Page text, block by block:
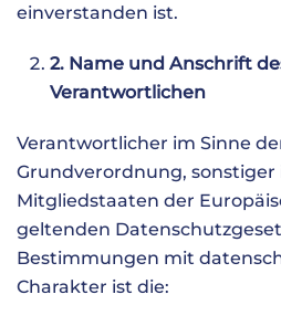
einverstanden ist.
2. Name und Anschrift
Verantwortlichen
Verantwortlicher im Sinne
Grundverordnung, sonstiger
Mitgliedstaaten der
geltenden
Bestimmungen mit
Charakter ist die: